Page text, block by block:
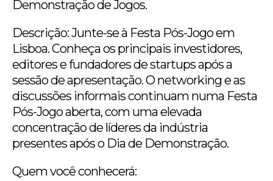
Demonstração de Jogos.
Descrição: Junte-se à Festa Pós-Jogo em
Lisboa. Conheça os principais investidores,
editores e fundadores de startups após a
sessão de apresentação. O networking e as
discussões informais continuam numa Festa
Pós-Jogo aberta, com uma elevada
concentração de líderes da indústria
presentes após o Dia de Demonstração.
Quem você conhecerá: